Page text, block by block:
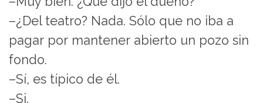
–¿Del teatro? Nada. Sólo que no iba a
pagar por mantener abierto un pozo sin
fondo.
–Sí, es típico de él.
–Si.